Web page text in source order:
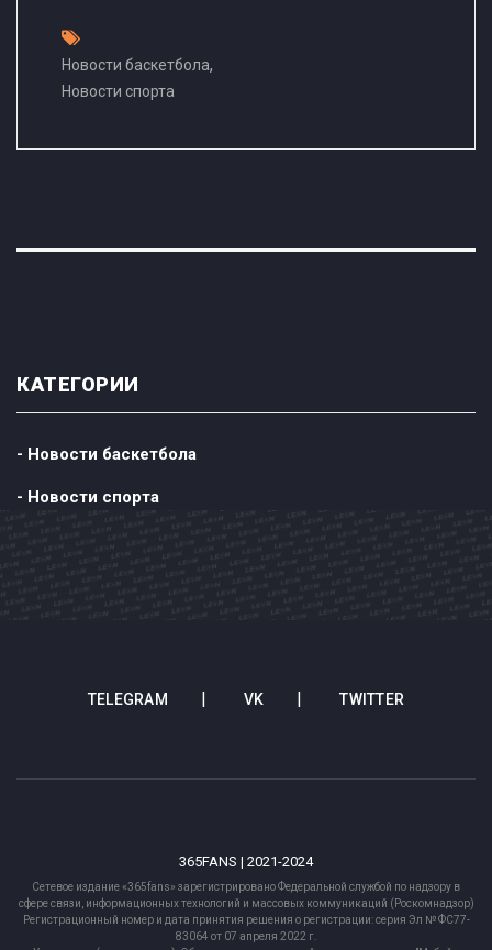
Новости баскетбола,
Новости спорта
КАТЕГОРИИ
- Новости баскетбола
- Новости спорта
TELEGRAM VK TWITTER
365FANS | 2021-2024
Сетевое издание «365fans» зарегистрировано Федеральной службой по надзору в
сфере связи, информационных технологий и массовых коммуникаций (Роскомнадзор)
Регистрационный номер и дата принятия решения о регистрации: серия Эл № ФС77-
83064 от 07 апреля 2022 г.